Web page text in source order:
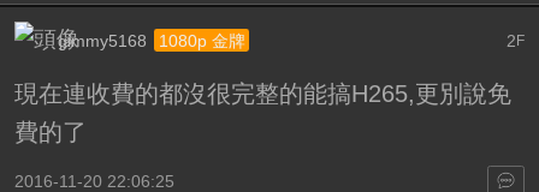
2 F
gimmy5168 1080p 金牌
現在連收費的都沒很完整的能搞H265,更別說免
費的了
2016-11-20 22:06:25